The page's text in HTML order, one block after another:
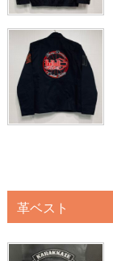
革ベスト